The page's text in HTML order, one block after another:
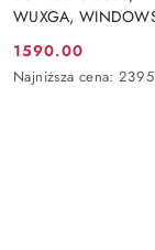
WUXGA,
Cena
promocyjna:
1590.00
Najniższa
Najniższa cena: 2395